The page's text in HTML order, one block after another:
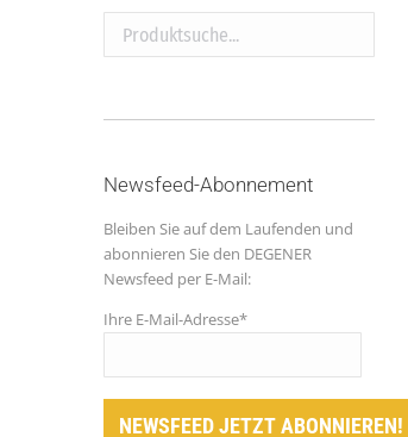
Produktsuche...
Newsfeed-Abonnement
Bleiben Sie auf dem Laufenden und
abonnieren Sie den DEGENER
Newsfeed per E-Mail:
Ihre E-Mail-Adresse*